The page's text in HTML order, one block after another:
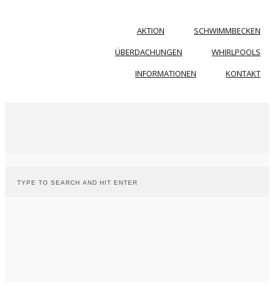
AKTION
SCHWIMMBECKEN
ÜBERDACHUNGEN
WHIRLPOOLS
INFORMATIONEN
KONTAKT